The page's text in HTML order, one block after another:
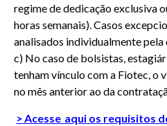
regime de dedicação exclusiva
horas semanais). Casos
analisados individualmente pela
c) No caso de bolsistas,
tenham vínculo com a Fiotec, o
no mês anterior ao da
> Acesse aqui os requisitos